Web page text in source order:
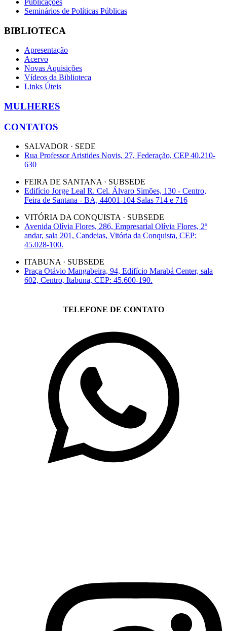
Seminários de Políticas Públicas
BIBLIOTECA
Apresentação
Acervo
Novas Aquisições
Vídeos da Biblioteca
Links Úteis
MULHERES
CONTATOS
SALVADOR · SEDE
Rua Professor Aristides Novis, 27, Federação, CEP 40.210-
630
FEIRA DE SANTANA · SUBSEDE
Edifício Jorge Leal R. Cel. Álvaro Simões, 130 - Centro,
Feira de Santana - BA, 44001-104 Salas 714 e 716
VITÓRIA DA CONQUISTA · SUBSEDE
Avenida Olívia Flores, 286, Empresarial Olívia Flores, 2º
andar, sala 201, Candeias, Vitória da Conquista, CEP:
45.028-100.
ITABUNA · SUBSEDE
Praça Otávio Mangabeira, 94, Edifício Marabá Center, sala
602, Centro, Itabuna, CEP: 45.600-190.
TELEFONE DE CONTATO